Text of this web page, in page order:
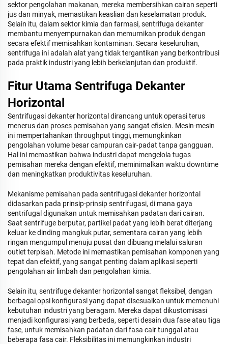
sektor pengolahan makanan, mereka membersihkan cairan seperti
jus dan minyak, memastikan keaslian dan keselamatan produk.
Selain itu, dalam sektor kimia dan farmasi, sentrifuga dekanter
membantu menyempurnakan dan memurnikan produk dengan
secara efektif memisahkan kontaminan. Secara keseluruhan,
sentrifuga ini adalah alat yang tidak tergantikan yang berkontribusi
pada praktik industri yang lebih berkelanjutan dan produktif.
Fitur Utama Sentrifuga Dekanter
Horizontal
Sentrifugasi dekanter horizontal dirancang untuk operasi terus
menerus dan proses pemisahan yang sangat efisien. Mesin-mesin
ini mempertahankan throughput tinggi, memungkinkan
pengolahan volume besar campuran cair-padat tanpa gangguan.
Hal ini memastikan bahwa industri dapat mengelola tugas
pemisahan mereka dengan efektif, meminimalkan waktu downtime
dan meningkatkan produktivitas keseluruhan.
Mekanisme pemisahan pada sentrifugasi dekanter horizontal
didasarkan pada prinsip-prinsip sentrifugasi, di mana gaya
sentrifugal digunakan untuk memisahkan padatan dari cairan.
Saat sentrifuge berputar, partikel padat yang lebih berat diterjang
keluar ke dinding mangkuk putar, sementara cairan yang lebih
ringan mengumpul menuju pusat dan dibuang melalui saluran
outlet terpisah. Metode ini memastikan pemisahan komponen yang
tepat dan efektif, yang sangat penting dalam aplikasi seperti
pengolahan air limbah dan pengolahan kimia.
Selain itu, sentrifuge dekanter horizontal sangat fleksibel, dengan
berbagai opsi konfigurasi yang dapat disesuaikan untuk memenuhi
kebutuhan industri yang beragam. Mereka dapat dikustomisasi
menjadi konfigurasi yang berbeda, seperti desain dua fase atau tiga
fase, untuk memisahkan padatan dari fasa cair tunggal atau
beberapa fasa cair. Fleksibilitas ini memungkinkan industri